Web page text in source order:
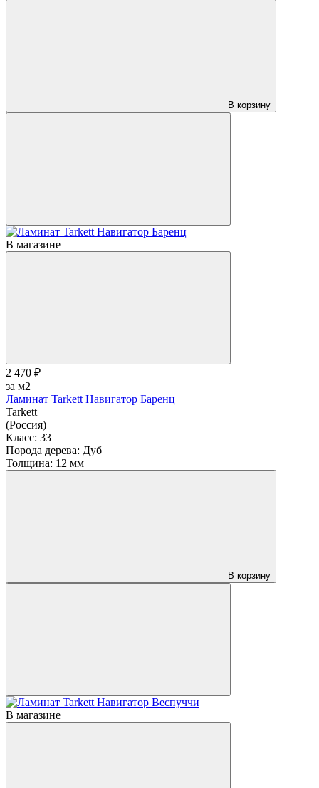
В корзину
В магазине
2 470 ₽
за м2
Ламинат Tarkett Навигатор Баренц
Tarkett
(Россия)
Класс: 33
Порода дерева: Дуб
Толщина: 12 мм
В корзину
В магазине